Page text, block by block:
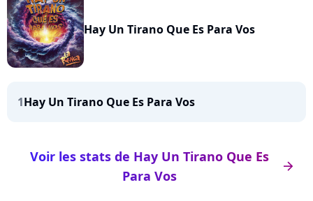
Hay Un Tirano Que Es Para Vos
1Hay Un Tirano Que Es Para Vos
arrow_right
Voir les stats de Hay Un Tirano Que Es
Para Vos